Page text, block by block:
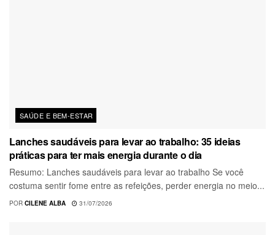
SAÚDE E BEM-ESTAR
Lanches saudáveis para levar ao trabalho: 35 ideias
práticas para ter mais energia durante o dia
Resumo: Lanches saudáveis para levar ao trabalho Se você
costuma sentir fome entre as refeições, perder energia no meio...
POR CILENE ALBA 31/07/2026